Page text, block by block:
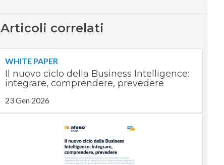
Articoli correlati
WHITE PAPER
Il nuovo ciclo della Business Intelligence:
integrare, comprendere, prevedere
23 Gen 2026